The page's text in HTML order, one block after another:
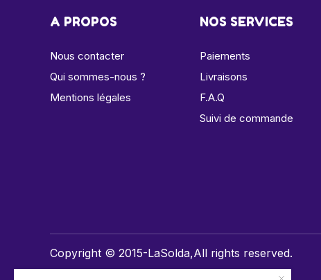
A PROPOS
Nous contacter
Qui sommes-nous ?
Mentions légales
NOS SERVICES
Paiements
Livraisons
F.A.Q
Suivi de commande
Copyright © 2015-LaSolda,All rights reserved.